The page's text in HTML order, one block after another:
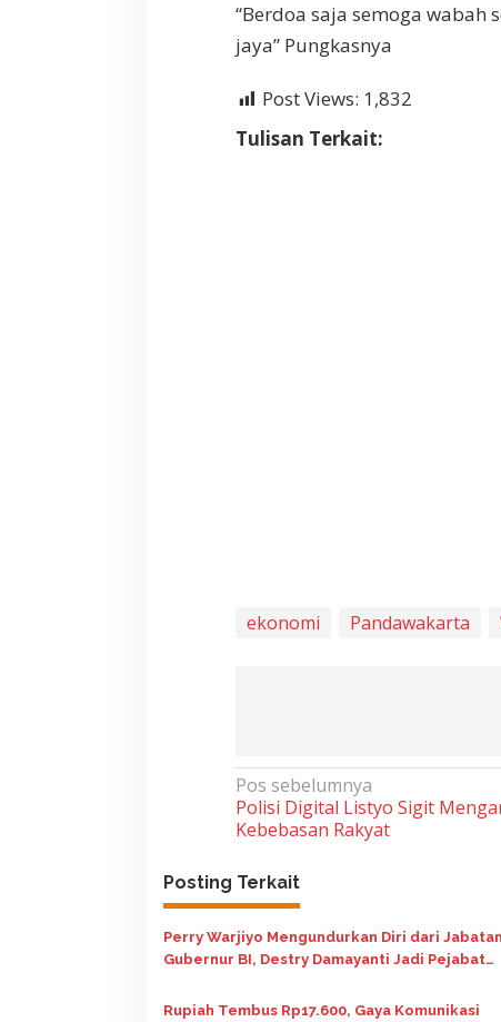
“Berdoa saja semoga
jaya” Pungkasnya
Post Views: 1,832
Tulisan Terkait:
ekonomi Pandawakarta
N
a
i
g
a
i
Pos sebelumnya
Polisi Digital Listyo Sigit
Kebebasan Rakyat
Posting Terkait
Perry Warjiyo Mengundurkan Diri dari Jabatan
Gubernur BI, Destry Damayanti Jadi Pejabat
Rupiah Tembus Rp17.600, Gaya Komunikasi